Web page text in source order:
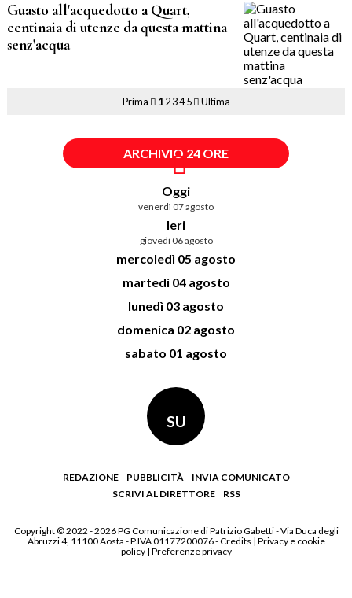
Guasto all'acquedotto a Quart,
centinaia di utenze da questa mattina
senz'acqua
Prima 1 2 34 5 Ultima
ARCHIVIO 24 ORE
Oggi
venerdì 07 agosto
Ieri
giovedì 06 agosto
mercoledì 05 agosto
martedì 04 agosto
lunedì 03 agosto
domenica 02 agosto
sabato 01 agosto
SU
REDAZIONE PUBBLICITÀ
INVIA COMUNICATO
SCRIVI AL DIRETTORE
RSS
Copyright © 2022 - 2026 PG Comunicazione di Patrizio Gabetti - Via Duca degli
Abruzzi 4, 11100 Aosta - P.IVA 01177200076 -Credits | Privacy e cookie
policy| Preferenze privacy